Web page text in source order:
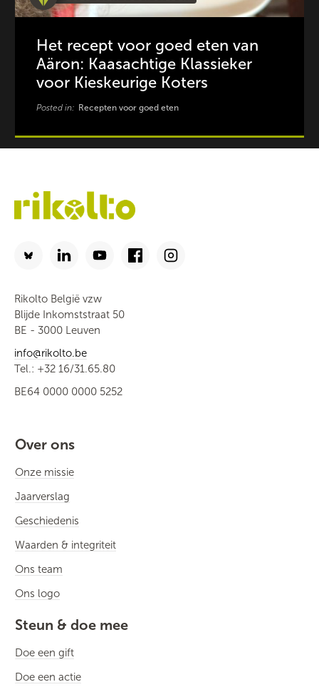
Het recept voor goed eten van
Aäron: Kaasachtige Klassieker
voor Kieskeurige Koters
Posted in: Recepten voor goed eten
Rikolto België vzw
Blijde Inkomststraat 50
BE - 3000 Leuven
info@rikolto.be
Tel.: +32 16/31.65.80
BE64 0000 0000 5252
Over ons
Onze missie
Jaarverslag
Geschiedenis
Waarden & integriteit
Ons team
Ons logo
Steun & doe mee
Doe een gift
Doe een actie